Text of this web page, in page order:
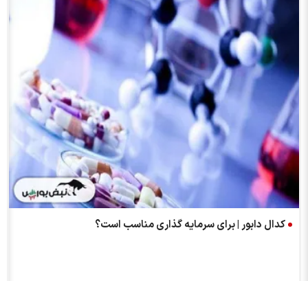
کدال دابور | برای سرمایه گذاری مناسب است؟